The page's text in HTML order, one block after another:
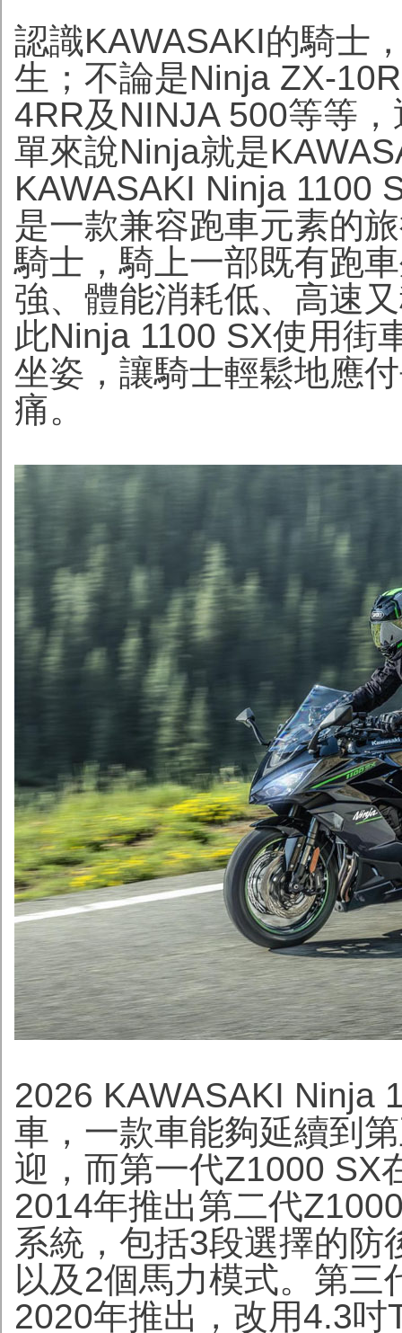
認識KAWASAKI的騎士
生；不論是Ninja ZX-
4RR及NINJA 500等等
單來說Ninja就是
KAWASAKI Ninja 1100
是一款兼容跑車元素的
騎士，騎上一部既有跑
強、體能消耗低、高速
此Ninja 1100 SX使用街
坐姿，讓騎士輕鬆地應
痛。
2026 KAWASAKI Ninja
車，一款車能夠延續到
迎，而第一代Z1000 SX
2014年推出第二代
系統，包括3段選擇的防
以及2個馬力模式。第
2020年推出，改用4.3